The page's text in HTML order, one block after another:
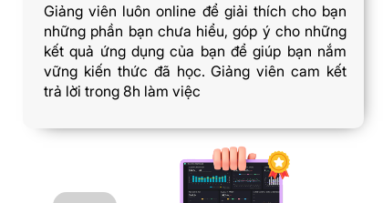
Giảng viên luôn online để giải thích cho bạn
những phần bạn chưa hiểu, góp ý cho những
kết quả ứng dụng của bạn để giúp bạn nắm
vững kiến thức đã học. Giảng viên cam kết
trả lời trong 8h làm việc